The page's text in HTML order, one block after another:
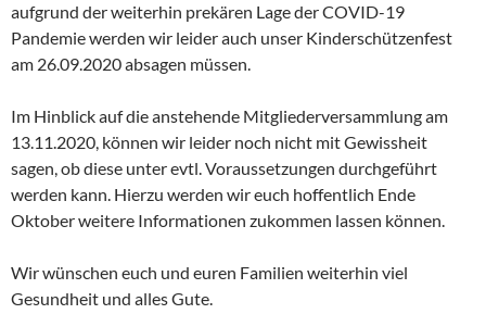
aufgrund der weiterhin prekären Lage der COVID-19
Pandemie werden wir leider auch unser Kinderschützenfest
am 26.09.2020 absagen müssen.
Im Hinblick auf die anstehende Mitgliederversammlung am
13.11.2020, können wir leider noch nicht mit Gewissheit
sagen, ob diese unter evtl. Voraussetzungen durchgeführt
werden kann. Hierzu werden wir euch hoffentlich Ende
Oktober weitere Informationen zukommen lassen können.
Wir wünschen euch und euren Familien weiterhin viel
Gesundheit und alles Gute.